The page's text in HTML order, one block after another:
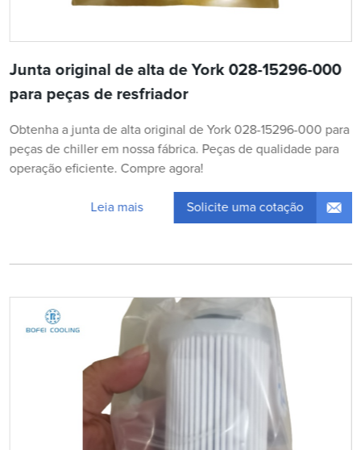
Junta original de alta de York 028-15296-000
para peças de resfriador
Obtenha a junta de alta original de York 028-15296-000 para
peças de chiller em nossa fábrica. Peças de qualidade para
operação eficiente. Compre agora!
Leia mais Solicite uma cotação